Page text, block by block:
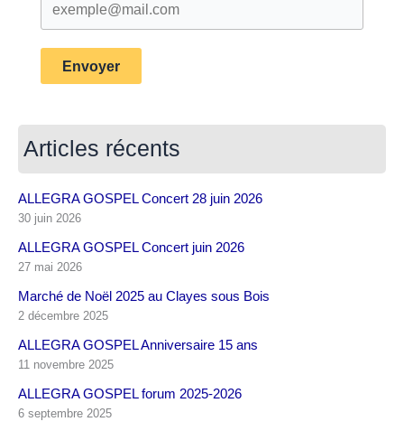
Envoyer
Articles récents
ALLEGRA GOSPEL Concert 28 juin 2026
30 juin 2026
ALLEGRA GOSPEL Concert juin 2026
27 mai 2026
Marché de Noël 2025 au Clayes sous Bois
2 décembre 2025
ALLEGRA GOSPEL Anniversaire 15 ans
11 novembre 2025
ALLEGRA GOSPEL forum 2025-2026
6 septembre 2025